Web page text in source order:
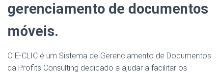
gerenciamento de documentos
móveis.
O E-CLIC é um Sistema de Gerenciamento de Documentos
da Profits Consulting dedicado a ajudar a facilitar os